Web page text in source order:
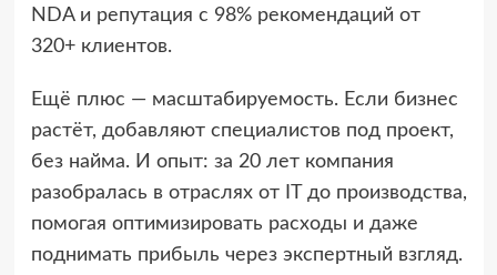
NDA и репутация с 98% рекомендаций от
320+ клиентов.
Ещё плюс — масштабируемость. Если бизнес
растёт, добавляют специалистов под проект,
без найма. И опыт: за 20 лет компания
разобралась в отраслях от IT до производства,
помогая оптимизировать расходы и даже
поднимать прибыль через экспертный взгляд.